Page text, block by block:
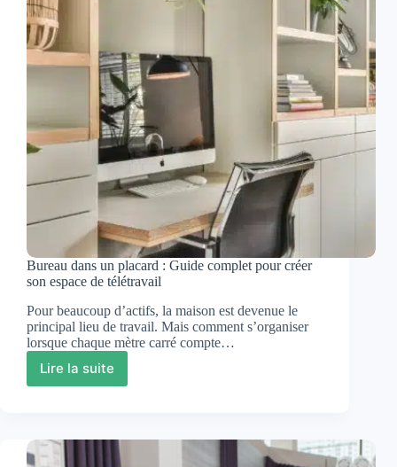
Bureau dans un placard : Guide complet pour créer
son espace de télétravail
Pour beaucoup d’actifs, la maison est devenue le
principal lieu de travail. Mais comment s’organiser
lorsque chaque mètre carré compte…
Lire la suite
Bureau
dans
: